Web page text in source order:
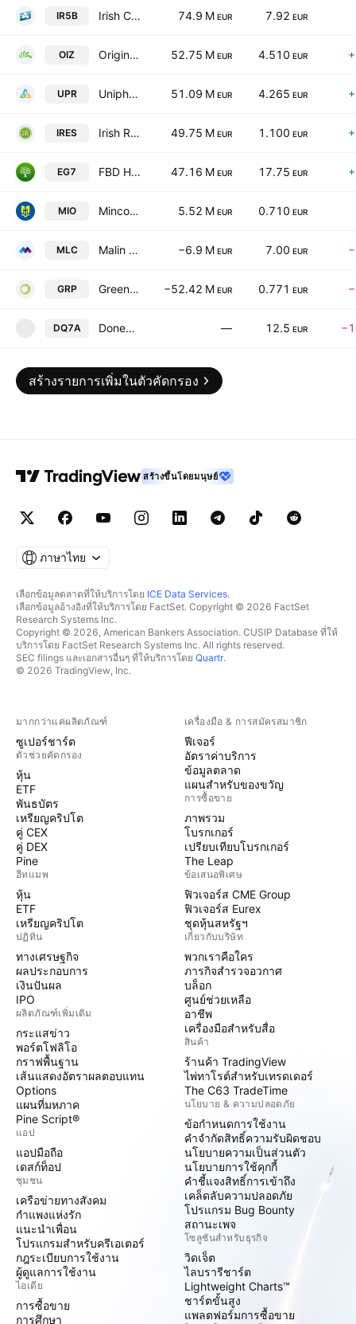
IR5B Irish Continental Group PLC 74.9 M EUR 7.92 EUR
OIZ Origin Enterprises PLC 52.75 M EUR 4.510 EUR
UPR Uniphar PLC 51.09 M EUR 4.265 EUR
IRES Irish Residential Properties REIT PLC 49.75 M EUR 1.100 EUR
EG7 FBD Holdings PLC 47.16 M EUR 17.75 EUR
MIO Mincon Group PLC 5.52 M EUR 0.710 EUR
MLC Malin Corporation PLC −6.9 M EUR 7.00 EUR
GRP Greencoat Renewables PLC −52.42 M EUR 0.771 EUR
DQ7A Donegal Investment Group PLC — 12.5 EUR
สร้างรายการเพิ่มในตัวคัดกรอง
สร้างขึ้นโดยมนุษย์
ภาษาไทย
เลือกข้อมูลตลาดที่ให้บริการโดย ICE Data Services.
เลือกข้อมูลอ้างอิงที่ให้บริการโดย FactSet. Copyright © 2026 FactSet
Research Systems Inc.
Copyright © 2026, American Bankers Association. CUSIP Database ที่ให้
บริการโดย FactSet Research Systems Inc. All rights reserved.
SEC filings และเอกสารอื่นๆ ที่ให้บริการโดย Quartr.
© 2026 TradingView, Inc.
มากกว่าแค่ผลิตภัณฑ์
ซูเปอร์ชาร์ต
ตัวช่วยคัดกรอง
หุ้น
ETF
พันธบัตร
เหรียญคริปโต
คู่ CEX
คู่ DEX
Pine
ฮีทแมพ
หุ้น
ETF
เหรียญคริปโต
ปฏิทิน
ทางเศรษฐกิจ
ผลประกอบการ
เงินปันผล
IPO
ผลิตภัณฑ์เพิ่มเติม
กระแสข่าว
พอร์ตโฟลิโอ
กราฟพื้นฐาน
เส้นแสดงอัตราผลตอบแทน
Options
แผนที่มหภาค
Pine Script®
แอป
แอปมือถือ
เดสก์ท็อป
ชุมชน
เครือข่ายทางสังคม
กำแพงแห่งรัก
แนะนำเพื่อน
โปรแกรมสำหรับครีเอเตอร์
กฎระเบียบการใช้งาน
ผู้ดูแลการใช้งาน
ไอเดีย
การซื้อขาย
การศึกษา
เครื่องมือ & การสมัครสมาชิก
ฟีเจอร์
อัตราค่าบริการ
ข้อมูลตลาด
แผนสำหรับของขวัญ
การซื้อขาย
ภาพรวม
โบรกเกอร์
เปรียบเทียบโบรกเกอร์
The Leap
ข้อเสนอพิเศษ
ฟิวเจอร์ส CME Group
ฟิวเจอร์ส Eurex
ชุดหุ้นสหรัฐฯ
เกี่ยวกับบริษัท
พวกเราคือใคร
ภารกิจสำรวจอวกาศ
บล็อก
ศูนย์ช่วยเหลือ
อาชีพ
เครื่องมือสำหรับสื่อ
สินค้า
ร้านค้า TradingView
ไพ่ทาโรต์สำหรับเทรดเดอร์
The C63 TradeTime
นโยบาย & ความปลอดภัย
ข้อกำหนดการใช้งาน
คำจำกัดสิทธิ์ความรับผิดชอบ
นโยบายความเป็นส่วนตัว
นโยบายการใช้คุกกี้
คำชี้แจงสิทธิ์การเข้าถึง
เคล็ดลับความปลอดภัย
โปรแกรม Bug Bounty
สถานะเพจ
โซลูชันสำหรับธุรกิจ
วิดเจ็ต
ไลบรารีชาร์ต
Lightweight Charts™
ชาร์ตขั้นสูง
แพลตฟอร์มการซื้อขาย